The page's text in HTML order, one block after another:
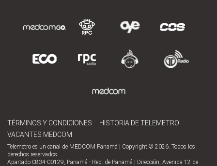
TÉRMINOS Y CONDICIONES
HISTORIA DE TELEMETRO
VACANTES MEDCOM
Telemetro es un canal de MEDCOM Panamá | Copyright © 2026. Todos los
derechos reservados.
Apartado 0834-00129, Panamá - Rep. de Panamá | Dirección, Avenida 12 de